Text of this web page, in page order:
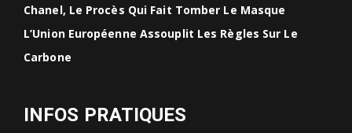
Chanel, Le Procès Qui Fait Tomber Le Masque
L’Union Européenne Assouplit Les Règles Sur Le
Carbone
INFOS PRATIQUES